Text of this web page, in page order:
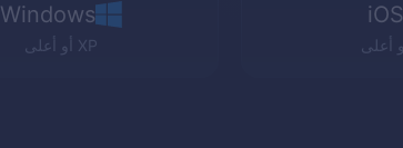
iOS
Windows
XP أو أعلى